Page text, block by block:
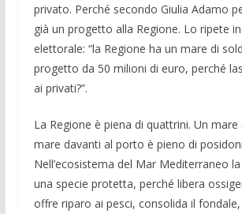
privato. Perché secondo Giulia Adamo
già un progetto alla Regione. Lo ripete
elettorale: “la Regione ha un mare di
progetto da 50 milioni di euro, perché
ai priva­ti?”.
La Regione è piena di quattrini. Un mare
mare davanti al porto è pieno di
Nell’ecosistema del Mar Mediterraneo
una spe­cie protetta, perché libera
offre riparo ai pesci, consolida il